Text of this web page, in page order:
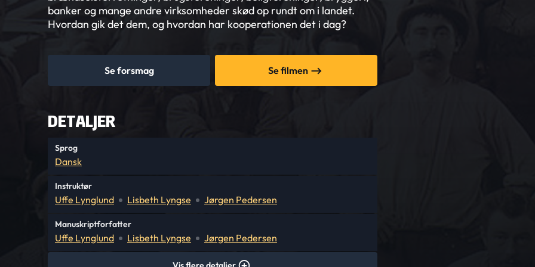
banker og mange andre virksomheder skød op rundt om i landet.
Hvordan gik det dem, og hvordan har kooperationen det i dag?
Se forsmag Se filmen
DETALJER
Sprog
Dansk
Instruktør
Uffe Lynglund Lisbeth Lyngse Jørgen Pedersen
Manuskriptforfatter
Uffe Lynglund Lisbeth Lyngse Jørgen Pedersen